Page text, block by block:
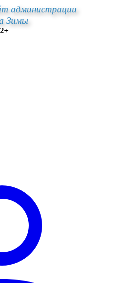
администрации
Зимы